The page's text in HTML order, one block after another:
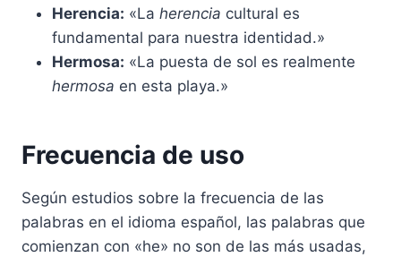
Herencia: «La herencia cultural es
fundamental para nuestra identidad.»
Hermosa: «La puesta de sol es realmente
hermosa en esta playa.»
Frecuencia de uso
Según estudios sobre la frecuencia de las
palabras en el idioma español, las palabras que
comienzan con «he» no son de las más usadas,